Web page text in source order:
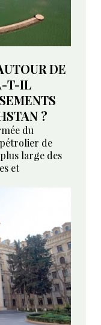
DE
T-IL
?
du
de
large des
et